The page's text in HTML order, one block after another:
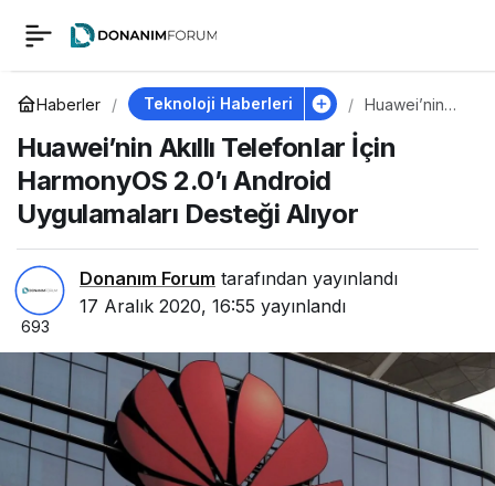
Haberler Teknoloji Haberleri
Huawei’nin
Telefonlar
İçin
Huawei’nin Akıllı Telefonlar İçin
HarmonyOS 2.0’ı Android
Uygulamaları Desteği Alıyor
Donanım Forum tarafından yayınlandı
17 Aralık 2020, 16:55 yayınlandı
693
Huawei’nin Akıllı
Telefonlar İçin
HarmonyOS 2.0’ı
Android Uygulamaları
Desteği Alıyor